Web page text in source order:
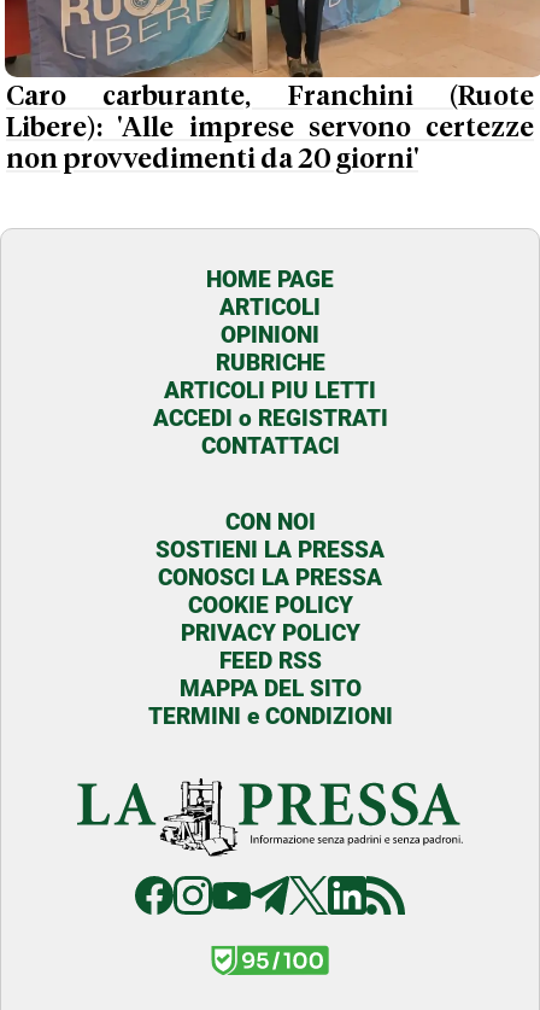
Caro carburante, Franchini (Ruote
Libere): 'Alle imprese servono certezze
non provvedimenti da 20 giorni'
HOME PAGE
ARTICOLI
OPINIONI
RUBRICHE
ARTICOLI PIU LETTI
ACCEDI o REGISTRATI
CONTATTACI
CON NOI
SOSTIENI LA PRESSA
CONOSCI LA PRESSA
COOKIE POLICY
PRIVACY POLICY
FEED RSS
MAPPA DEL SITO
TERMINI e CONDIZIONI